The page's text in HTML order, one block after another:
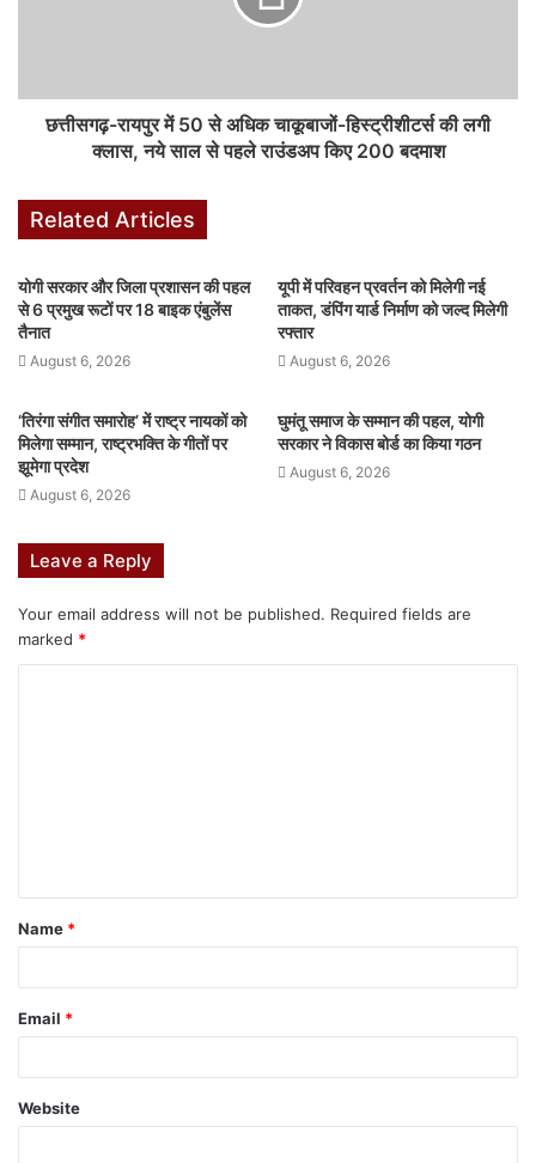
छत्तीसगढ़-रायपुर में 50 से अधिक चाकूबाजों-हिस्ट्रीशीटर्स की लगी
क्लास, नये साल से पहले राउंडअप किए 200 बदमाश
Related Articles
योगी सरकार और जिला प्रशासन की पहल
से 6 प्रमुख रूटों पर 18 बाइक एंबुलेंस
तैनात
August 6, 2026
यूपी में परिवहन प्रवर्तन को मिलेगी नई
ताकत, डंपिंग यार्ड निर्माण को जल्द मिलेगी
रफ्तार
August 6, 2026
‘तिरंगा संगीत समारोह’ में राष्ट्र नायकों को
मिलेगा सम्मान, राष्ट्रभक्ति के गीतों पर
झूमेगा प्रदेश
August 6, 2026
घुमंतू समाज के सम्मान की पहल, योगी
सरकार ने विकास बोर्ड का किया गठन
August 6, 2026
Leave a Reply
Your email address will not be published. Required fields are
marked *
Name *
Email *
Website